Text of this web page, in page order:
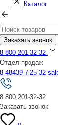
Каталог
Заказать звонок
8 800 201-32-32
Отдел продаж
8 48439 7-25-32
8 800 201-32-32
Заказать звонок